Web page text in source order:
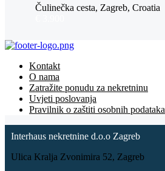
Čulinečka cesta, Zagreb, Croatia
Kontakt
O nama
Zatražite ponudu za nekretninu
Uvjeti poslovanja
Pravilnik o zaštiti osobnih podataka
Interhaus nekretnine d.o.o Zagreb
Ulica Kralja Zvonimira 52, Zagreb